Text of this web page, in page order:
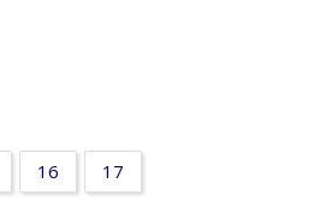
16 17